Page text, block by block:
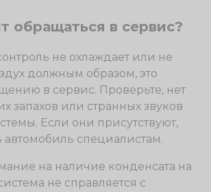
обращаться в сервис?
не охлаждает или не
должным образом, это
в сервис. Проверьте, нет
запахов или странных звуков
Если они присутствуют,
автомобиль специалистам.
на наличие конденсата на
не справляется с